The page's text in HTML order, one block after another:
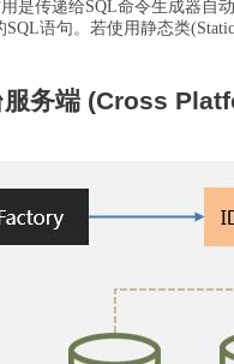
是传递给SQL命令生成器自
语句。若使用静态类
服务端 (Cross